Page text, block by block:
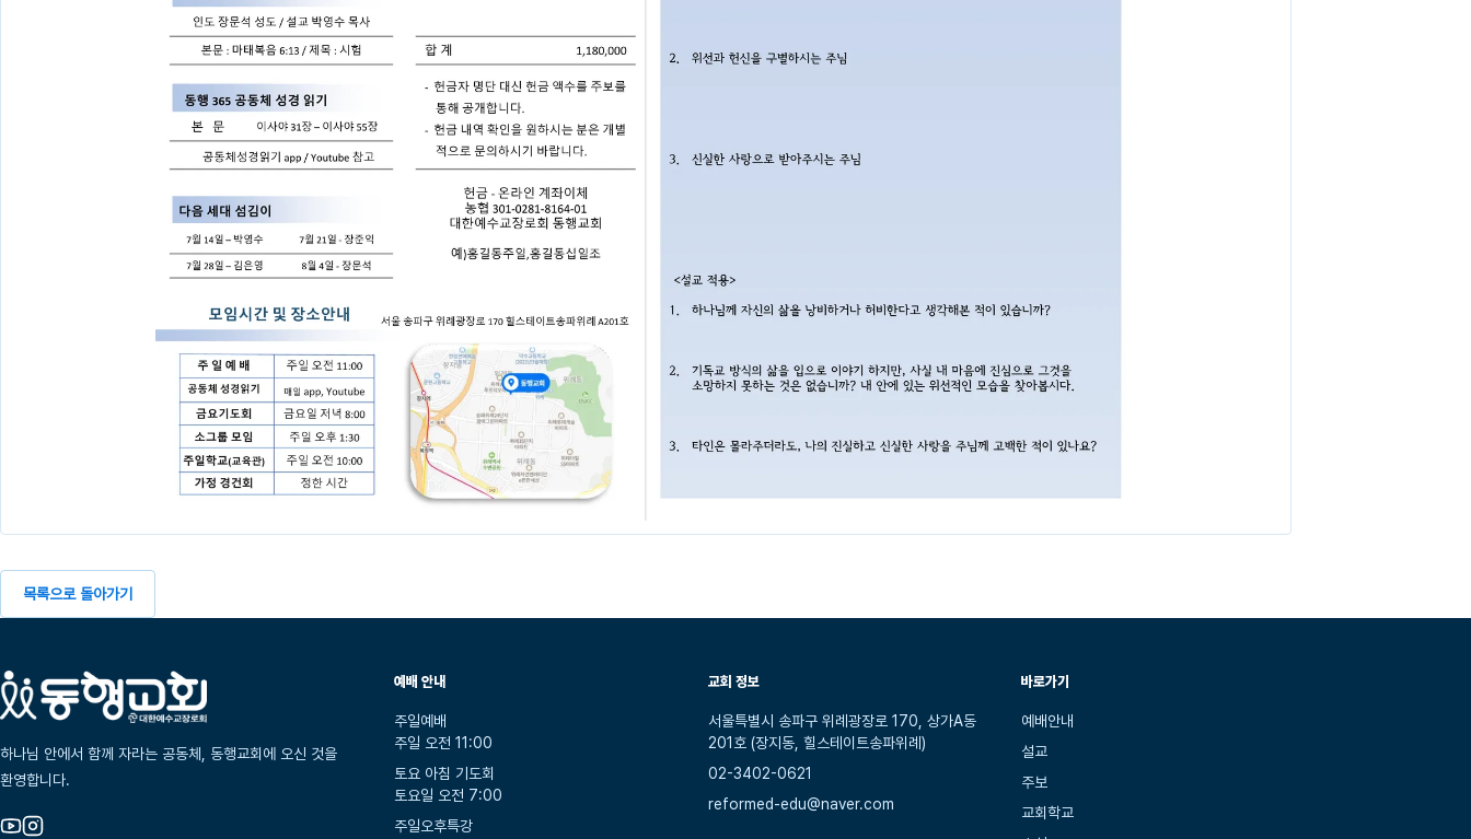
목록으로 돌아가기
하나님 안에서 함께 자라는 공동체, 동행교회에 오신 것을
환영합니다.
예배 안내
주일예배
주일 오전 11:00
토요 아침 기도회
토요일 오전 7:00
주일오후특강
교회 정보
서울특별시 송파구 위례광장로 170, 상가A동
201호 (장지동, 힐스테이트송파위례)
02-3402-0621
reformed-edu@naver.com
바로가기
예배안내
설교
주보
교회학교